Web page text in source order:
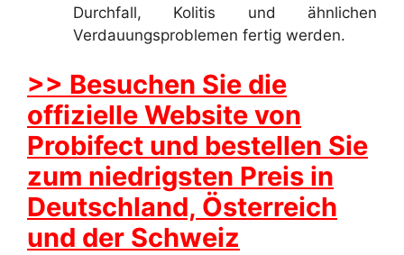
Durchfall, Kolitis und ähnlichen
Verdauungsproblemen fertig werden.
>> Besuchen Sie die
offizielle Website von
Probifect und bestellen Sie
zum niedrigsten Preis in
Deutschland, Österreich
und der Schweiz